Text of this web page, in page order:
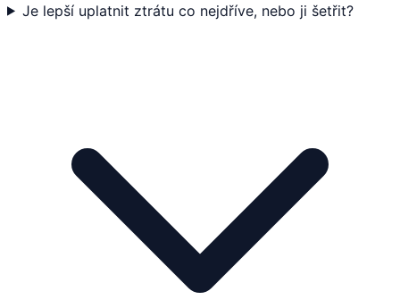
Je lepší uplatnit ztrátu co nejdříve, nebo ji šetřit?